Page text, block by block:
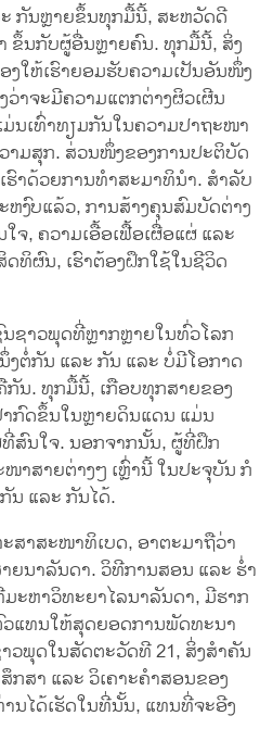
ກັນຫຼາຍຂຶ້ນທຸກມື້ນີ້, ສະຫວັດດີ
ຂຶ້ນກັບຜູ້ອື່ນຫຼາຍຄົນ. ທຸກມື້ນີ້, ສິ່ງ
ງໃຫ້ເຮົາຍອມຮັບຄວາມເປັນອັນໜຶ່ງ
າຈະມີຄວາມແຕກຕ່າງຜິວເຜີນ
ມ່ນເທົ່າທຽມກັນໃນຄວາມປາຖະໜາ
ມສຸກ. ສ່ວນໜຶ່ງຂອງການປະຕິບັດ
າດ້ວຍການທຳສະມາທິນຳ. ສຳລັບ
ຫງົບແລ້ວ, ການສ້າງຄຸນສົມບັດຕ່າງ
ຈ, ຄວາມເອື້ອເຟື້ອເຜື່ອແຜ່ ແລະ
ທິຜົນ, ເຮົາຕ້ອງຝຶກໃຊ້ໃນຊີວິດ
ນຊາວພຸດທີ່ຫຼາກຫຼາຍໃນທົ່ວໂລກ
ງຕໍ່ກັນ ແລະ ກັນ ແລະ ບໍ່ມີໂອກາດ
ນ. ທຸກມື້ນີ້, ເກືອບທຸກສາຍຂອງ
ກົດຂຶ້ນໃນຫຼາຍດິນແດນ ແມ່ນ
ທີ່ສົນໃຈ. ນອກຈາກນັ້ນ, ຜູ້ທີ່ຝຶກ
າສາຍຕ່າງໆ ເຫຼົ່ານີ້ ໃນປະຈຸບັນ ກໍ
ນ ແລະ ກັນໄດ້.
ສາສະໜາທິເບດ, ອາຕະມາຖືວ່າ
ຍນາລັນດາ. ວິທີການສອນ ແລະ ຮ່ຳ
ະຫາວິທະຍາໄລນາລັນດາ, ມີຮາກ
ວແທນໃຫ້ສຸດຍອດການພັດທະນາ
ວພຸດໃນສັດຕະວັດທີ 21, ສິ່ງສຳຄັນ
ກສາ ແລະ ວິເຄາະຄຳສອນຂອງ
ນໄດ້ເຮັດໃນທີ່ນັ້ນ, ແທນທີ່ຈະອີງ